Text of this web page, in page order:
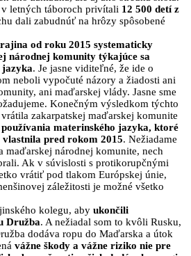
letných táboroch privítali 12 500 detí z
dali zabudnúť na hrôzy spôsobené
od roku 2015 systematicky
národnej komunity týkajúce sa
jazyka. Je jasne viditeľné, že ide o
neboli vypočuté názory a žiadosti ani
ani maďarskej vlády. Jasne sme
. Konečným výsledkom týchto
zakarpatskej maďarskej komunite
materinského jazyka, ktoré
pred rokom 2015. Nežiadame
maďarskej národnej komunite, nech
. Ak v súvislosti s protikorupčnými
vrátiť pod tlakom Európskej únie,
záležitosti je možné všetko
kolegu, aby ukončili
Družba. A nežiadal som to kvôli Rusku,
dodáva ropu do Maďarska a útok
vážne škody a vážne riziko nie pre